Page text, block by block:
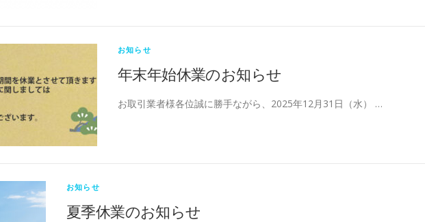
お知らせ
年末年始休業のお知らせ
お取引業者様各位誠に勝手ながら、2025年12月31日（水） …
お知らせ
夏季休業のお知らせ